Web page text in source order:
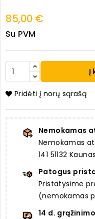
85,00 €
Su PVM
Į
Pridėti į norų sąrašą
Nemokamas
Nemokamas
141 51132 Kaunas
Patogus
Pristatysime
(nemokamas
14 d.